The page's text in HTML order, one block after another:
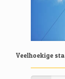
Veelhoekige